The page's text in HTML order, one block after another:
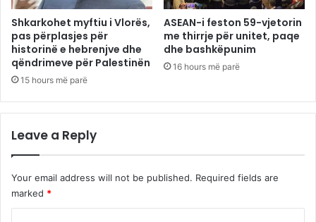
Shkarkohet myftiu i Vlorës,
pas përplasjes për
historinë e hebrenjve dhe
qëndrimeve për Palestinën
15 hours më parë
ASEAN-i feston 59-vjetorin
me thirrje për unitet, paqe
dhe bashkëpunim
16 hours më parë
Leave a Reply
Your email address will not be published. Required fields are
marked *